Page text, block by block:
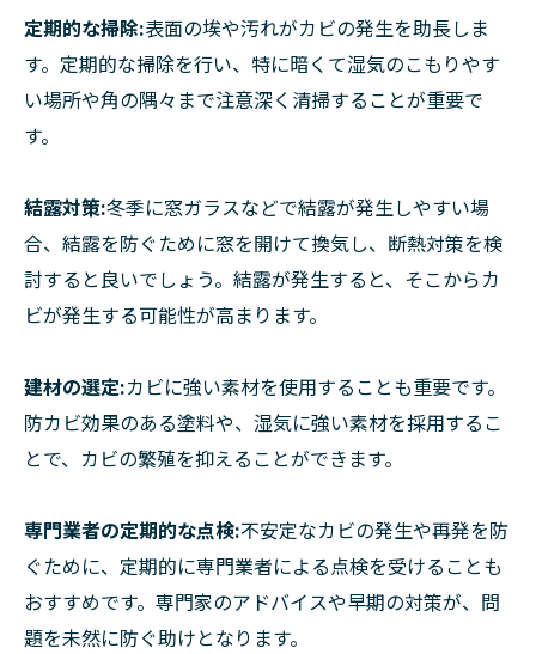
定期的な掃除:表面の埃や汚れがカビの発生を助長しま
す。定期的な掃除を行い、特に暗くて湿気のこもりやす
い場所や角の隅々まで注意深く清掃することが重要で
す。
結露対策:冬季に窓ガラスなどで結露が発生しやすい場
合、結露を防ぐために窓を開けて換気し、断熱対策を検
討すると良いでしょう。結露が発生すると、そこからカ
ビが発生する可能性が高まります。
建材の選定:カビに強い素材を使用することも重要です。
防カビ効果のある塗料や、湿気に強い素材を採用するこ
とで、カビの繁殖を抑えることができます。
専門業者の定期的な点検:不安定なカビの発生や再発を防
ぐために、定期的に専門業者による点検を受けることも
おすすめです。専門家のアドバイスや早期の対策が、問
題を未然に防ぐ助けとなります。